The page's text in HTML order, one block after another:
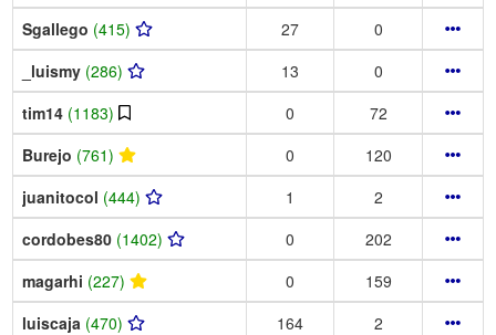
Sgallego (415) 27
0
_luismy (286) 13
0
tim14 (1183) 0
72
Burejo (761) 0
120
juanitocol (444) 1
2
cordobes80 (1402) 0
202
magarhi (227) 0
159
luiscaja (470) 164
2